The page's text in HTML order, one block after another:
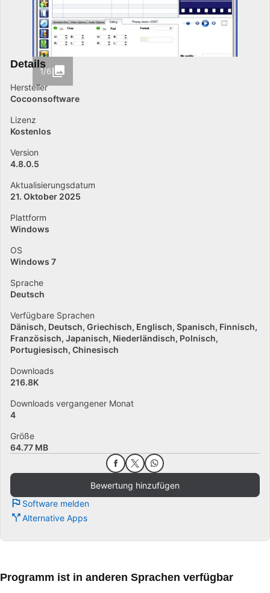
1/6
Details
Hersteller
Cocoonsoftware
Lizenz
Kostenlos
Version
4.8.0.5
Aktualisierungsdatum
21. Oktober 2025
Plattform
Windows
OS
Windows 7
Sprache
Deutsch
Verfügbare Sprachen
Dänisch Deutsch Griechisch Englisch Spanisch Finnisch
Französisch Japanisch Niederländisch Polnisch
Portugiesisch Chinesisch
Downloads
216.8K
Downloads vergangener Monat
4
Größe
64.77 MB
Bewertung hinzufügen
Software melden
Alternative Apps
Programm ist in anderen Sprachen verfügbar